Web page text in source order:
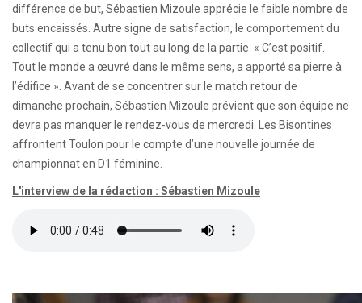
différence de but, Sébastien Mizoule apprécie le faible nombre de
buts encaissés. Autre signe de satisfaction, le comportement du
collectif qui a tenu bon tout au long de la partie. « C’est positif.
Tout le monde a œuvré dans le même sens, a apporté sa pierre à
l’édifice ». Avant de se concentrer sur le match retour de
dimanche prochain, Sébastien Mizoule prévient que son équipe ne
devra pas manquer le rendez-vous de mercredi. Les Bisontines
affrontent Toulon pour le compte d’une nouvelle journée de
championnat en D1 féminine.
L'interview de la rédaction : Sébastien Mizoule